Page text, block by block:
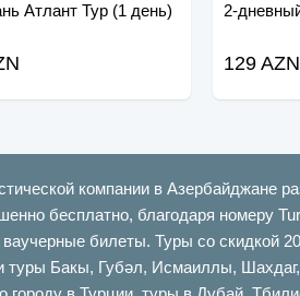
Атлант Тур (1 день) 2-
129 AZN
компании в Азербайджане
бесплатно, благодаря номеру
билеты. Туры со скидкой
Бакы, Губəл, Исмаиллы,